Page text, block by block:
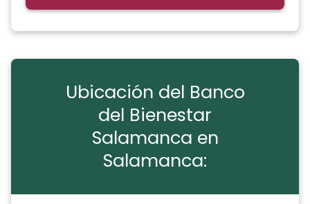
Ubicación del Banco
del Bienestar
Salamanca en
Salamanca: